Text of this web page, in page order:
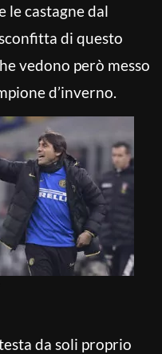
le castagne dal
di questo
vedono però messo
d’inverno.
da soli proprio